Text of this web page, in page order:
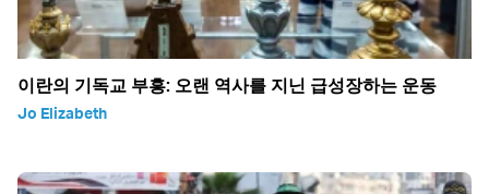
이란의 기독교 부흥: 오랜 역사를 지닌 급성장하는 운동
Jo Elizabeth